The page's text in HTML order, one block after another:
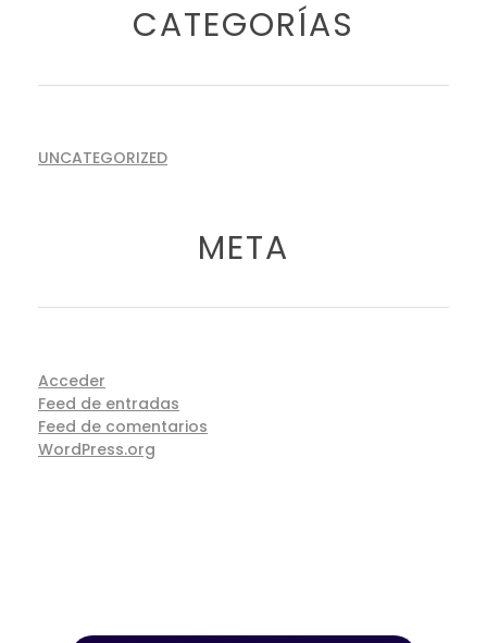
CATEGORÍAS
UNCATEGORIZED
META
Acceder
Feed de entradas
Feed de comentarios
WordPress.org